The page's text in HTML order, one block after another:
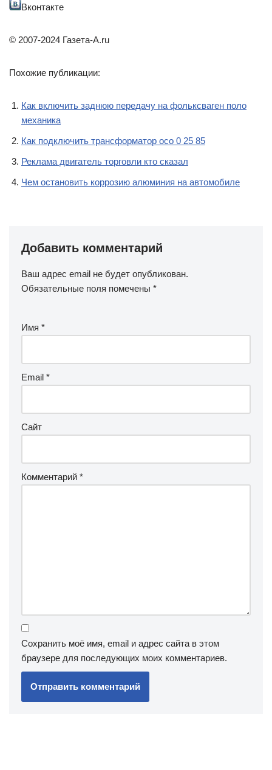
Вконтакте
© 2007-2024 Газета-А.ru
Похожие публикации:
Как включить заднюю передачу на фольксваген поло
механика
Как подключить трансформатор осо 0 25 85
Реклама двигатель торговли кто сказал
Чем остановить коррозию алюминия на автомобиле
Добавить комментарий
Ваш адрес email не будет опубликован.
Обязательные поля помечены *
Имя *
Email *
Сайт
Комментарий *
Сохранить моё имя, email и адрес сайта в этом
браузере для последующих моих комментариев.